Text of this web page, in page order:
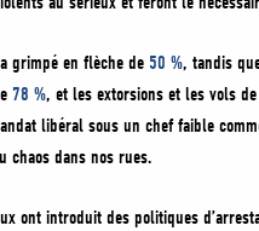
grimpé en flèche de 50 %, tandis
78 %, et les extorsions et les vols
libéral sous un chef faible
chaos dans nos rues.
ont introduit des politiques